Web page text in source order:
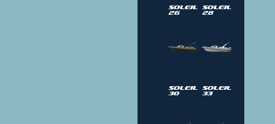
Soleil
26
Soleil
28
Soleil
30
Soleil
33